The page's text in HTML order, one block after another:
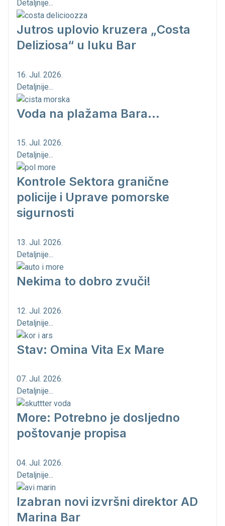
Detaljnije...
Jutros uplovio kruzera „Costa
Deliziosa“ u luku Bar
16. Jul. 2026.
Detaljnije...
Voda na plažama Bara...
15. Jul. 2026.
Detaljnije...
Kontrole Sektora granične
policije i Uprave pomorske
sigurnosti
13. Jul. 2026.
Detaljnije...
Nekima to dobro zvuči!
12. Jul. 2026.
Detaljnije...
Stav: Omina Vita Ex Mare
07. Jul. 2026.
Detaljnije...
More: Potrebno je dosljedno
poštovanje propisa
04. Jul. 2026.
Detaljnije...
Izabran novi izvršni direktor AD
Marina Bar